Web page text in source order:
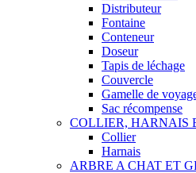
Distributeur
Fontaine
Conteneur
Doseur
Tapis de léchage
Couvercle
Gamelle de
Sac récompense
COLLIER, HARNAIS
Collier
Harnais
ARBRE A CHAT ET